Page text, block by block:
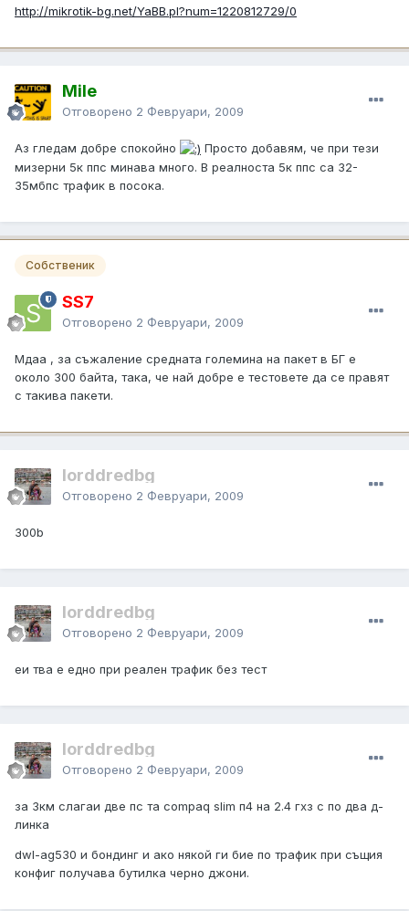
http://mikrotik-bg.net/YaBB.pl?num=1220812729/0
Mile
Отговорено 2 Февруари, 2009
Аз гледам добре спокойно
Просто добавям, че при тези
мизерни 5к ппс минава много. В реалноста 5к ппс са 32-
35мбпс трафик в посока.
Собственик
SS7
Отговорено 2 Февруари, 2009
Мдаа , за съжаление средната големина на пакет в БГ е
около 300 байта, така, че най добре е тестовете да се правят
с такива пакети.
lorddredbg
Отговорено 2 Февруари, 2009
300b
lorddredbg
Отговорено 2 Февруари, 2009
еи тва е едно при реален трафик без тест
lorddredbg
Отговорено 2 Февруари, 2009
за 3км слагаи две пс та compaq slim п4 на 2.4 гхз с по два д-
линка
dwl-ag530 и бондинг и ако някой ги бие по трафик при същия
конфиг получава бутилка черно джони.